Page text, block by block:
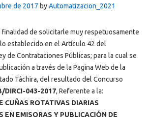
de 2017 byAutomatizacion_2021
de solicitarle muy respetuosamente
establecido en el Artículo 42 del
de Contrataciones Públicas; para la cual se
a través de la Pagina Web de la
Táchira, del resultado del Concurso
DIRCI-043-2017, Referente a la:
CUÑAS ROTATIVAS DIARIAS
EN EMISORAS Y PUBLICACIÓN DE